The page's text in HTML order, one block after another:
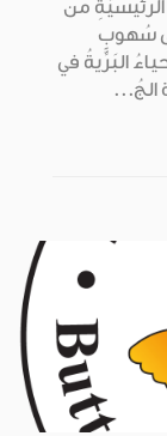
الرئيسيَّةِ من
سُهوبٍ
البَرِّيةُ في
الجُ...